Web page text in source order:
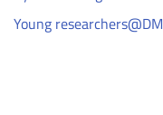
Young